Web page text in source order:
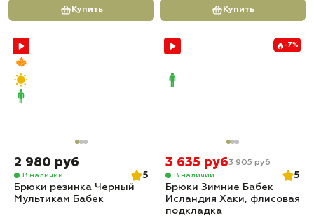
Купить Купить
2 980 руб
В наличии
5
Брюки резинка Черный
Мультикам Бабек
-7%
3 635 руб3 905 руб
В наличии
5
Брюки Зимние Бабек
Исландия Хаки, флисовая
подкладка